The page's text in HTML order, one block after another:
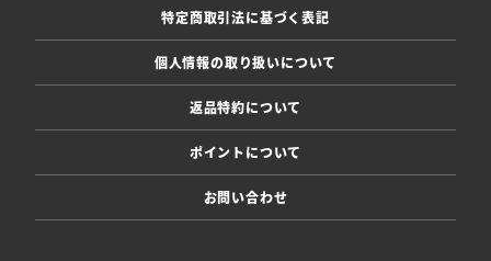
特定商取引法に基づく表記
個人情報の取り扱いについて
返品特約について
ポイントについて
お問い合わせ